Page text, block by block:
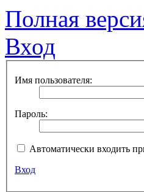
Полная
Вход
Имя пользователя:
Пароль:
Автоматически входить
Вход